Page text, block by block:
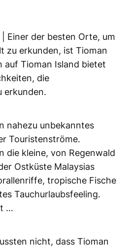
Einer der besten Orte, um
zu erkunden, ist Tioman
auf Tioman Island bietet
die
erkunden.
nahezu unbekanntes
Touristenströme.
die kleine, von Regenwald
Ostküste Malaysias
tropische Fische
Tauchurlaubsfeeling.
…
nicht, dass Tioman